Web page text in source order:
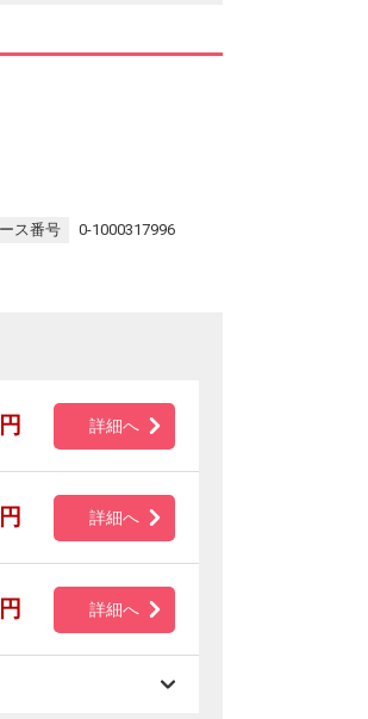
ス番号 0-1000317996
詳細へ
詳細へ
詳細へ